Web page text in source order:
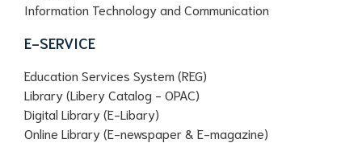
Information Technology and Communication
E-SERVICE
Education Services System (REG)
Library (Libery Catalog - OPAC)
Digital Library (E-Libary)
Online Library (E-newspaper & E-magazine)